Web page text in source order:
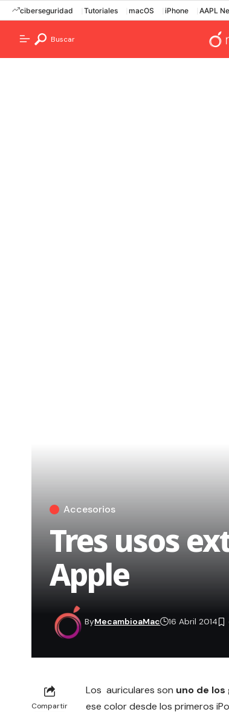
ciberseguridad Tutoriales macOS iPhone AAPL
Buscar
Accesorios
Tres usos
Apple
ByMecambioaMac 16 Abril 2014
Compartir
Los auriculares son uno de
ese color desde los primeros